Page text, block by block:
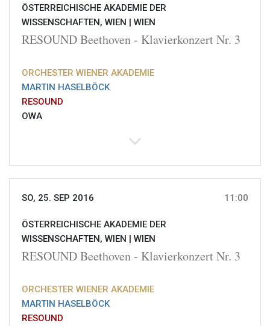
ÖSTERREICHISCHE AKADEMIE DER
WISSENSCHAFTEN, WIEN | WIEN
RESOUND Beethoven - Klavierkonzert Nr. 3
ORCHESTER WIENER AKADEMIE
MARTIN HASELBÖCK
RESOUND
OWA
SO, 25. SEP 2016 11:00
ÖSTERREICHISCHE AKADEMIE DER
WISSENSCHAFTEN, WIEN | WIEN
RESOUND Beethoven - Klavierkonzert Nr. 3
ORCHESTER WIENER AKADEMIE
MARTIN HASELBÖCK
RESOUND